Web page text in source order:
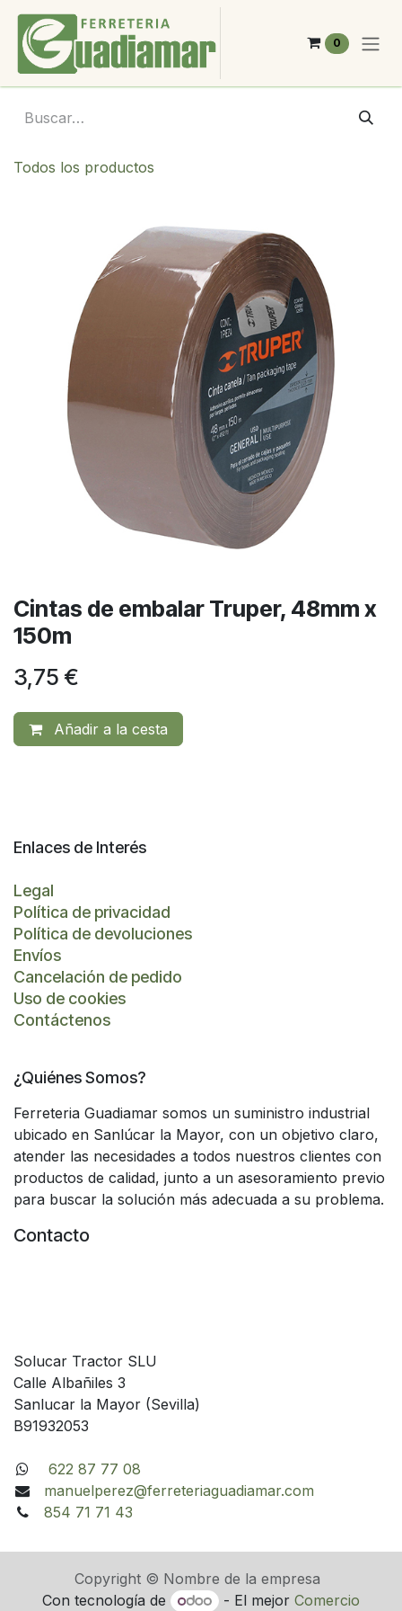
Ir al contenido
0
Todos los productos
Cintas de embalar Truper, 48mm x
150m
3,75 €
Añadir a la cesta
Enlaces de Interés
Legal
Política de privacidad
Política de devoluciones
Envíos
Cancelación de pedido
Uso de cookies
Contáctenos
¿Quiénes Somos?
Ferreteria Guadiamar somos un suministro industrial
ubicado en Sanlúcar la Mayor, con un objetivo claro,
atender las necesidades a todos nuestros clientes con
productos de calidad, junto a un asesoramiento previo
para buscar la solución más adecuada a su problema.
Contacto
Solucar Tractor SLU
Calle Albañiles 3
Sanlucar la Mayor (Sevilla)
B91932053
622 87 77 08
manuelperez@ferreteriaguadiamar.com
854 71 71 43
Copyright © Nombre de la empresa
Con tecnología de
- El mejorComercio